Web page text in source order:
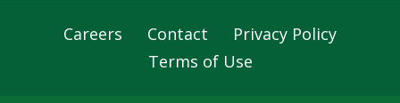
Careers Contact
Privacy Policy
Terms of Use